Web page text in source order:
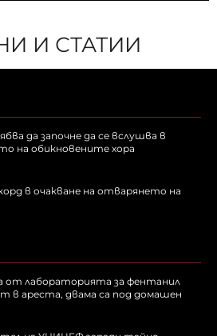
И СТАТИИ
да започне да се вслушва в
на обикновените хора
в очакване на отварянето на
от лабораторията за фентанил
в ареста, двама са под домашен